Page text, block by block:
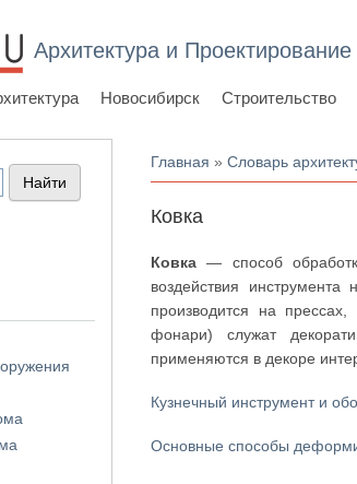
Архитектура и
Новосибирск Строительство
Вы здесь
Главная »Словарь
Ковка
Ковка — способ
воздействия
производится на
фонари) служат
применяются в декоре
Кузнечный инструмент и
Основные способы